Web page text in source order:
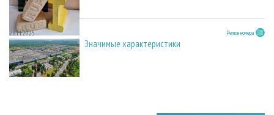
28.11.2025 Регион номера
Значимые характеристики